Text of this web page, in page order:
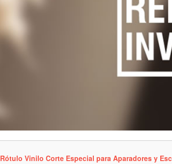
Rótulo Vinilo Corte Especial para Aparadores y